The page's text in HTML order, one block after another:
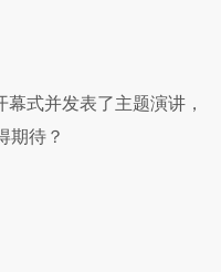
式并发表了主题演讲，
期待？